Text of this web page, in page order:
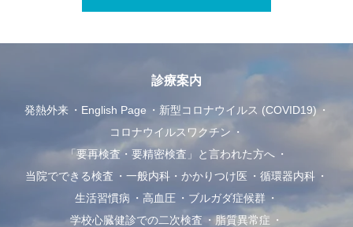
診療案内
発熱外来 English Page
新型コロナウイルス (COVID19)
コロナウイルスワクチン
「要再検査・要精密検査」と言われた方へ
当院でできる検査
一般内科・かかりつけ医
循環器内科
生活習慣病
高血圧
ブルガダ症候群
学校心臓健診での二次検査
脂質異常症